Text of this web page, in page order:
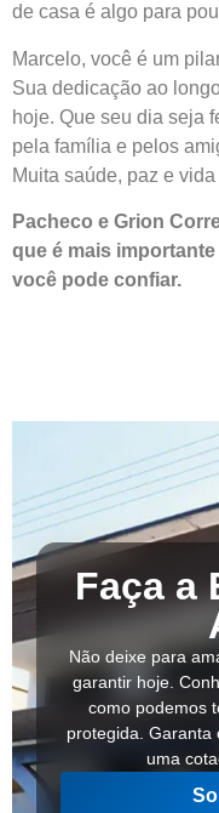
de casa é algo para
Marcelo, você é um
Sua dedicação ao
hoje. Que seu dia seja
pela família e pelos
Muita saúde, paz e
Pacheco e Grion
que é mais
você pode confiar.
Faça a
Não deixe para
garantir hoje.
como podemos
protegida. Garanta
uma